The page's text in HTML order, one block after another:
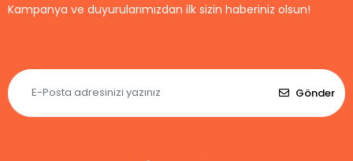
Kampanya ve duyurularımızdan ilk sizin haberiniz olsun!
Gönder